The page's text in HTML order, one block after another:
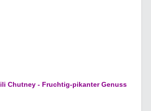
Chutney - Fruchtig-pikanter Genuss